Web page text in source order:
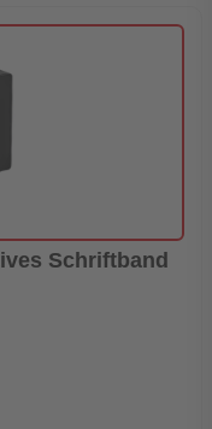
Schriftband